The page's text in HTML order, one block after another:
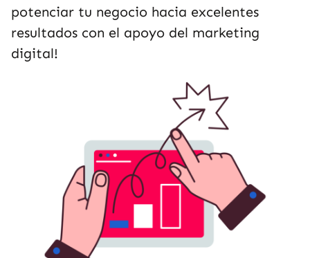
potenciar tu negocio hacia excelentes
resultados con el apoyo del marketing
digital!